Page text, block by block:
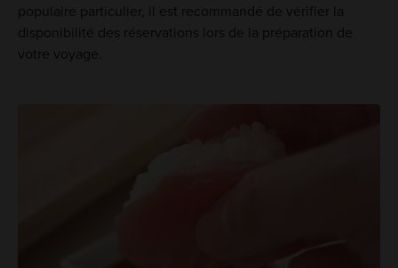
populaire particulier, il est recommandé de vérifier la
disponibilité des réservations lors de la préparation de
votre voyage.